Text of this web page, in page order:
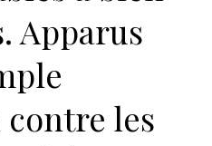
Apparus
les